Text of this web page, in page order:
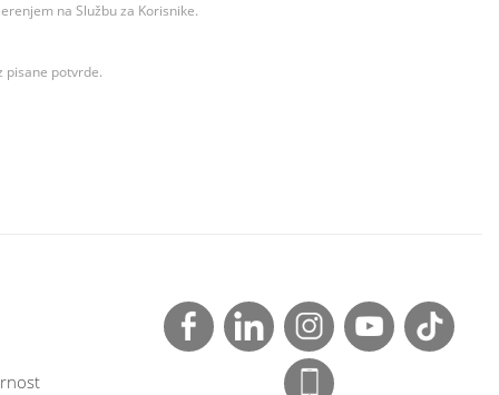
na Službu za Korisnike.
pisane potvrde.